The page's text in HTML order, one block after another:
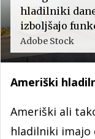
hladilniki
izboljšajo
Adobe Stock
Ameriški
Ameriški ali
hladilniki imajo